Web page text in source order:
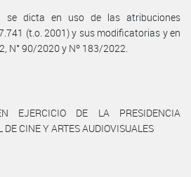
se dicta en uso de las atribuciones
(t.o. 2001) y sus modificatorias y en
N° 90/2020 y Nº 183/2022.
EJERCICIO DE LA PRESIDENCIA
CINE Y ARTES AUDIOVISUALES